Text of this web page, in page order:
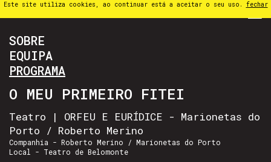
Este site utiliza cookies, ao continuar está a aceitar o seu uso. fechar
SOBRE
EQUIPA
PROGRAMA
O MEU PRIMEIRO FITEI
Teatro | ORFEU E EURÍDICE - Marionetas do
Porto / Roberto Merino
Companhia - Roberto Merino / Marionetas do Porto
Local - Teatro de Belomonte